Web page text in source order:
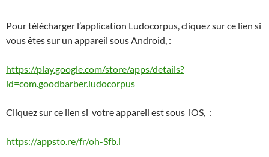
Pour télécharger l’application Ludocorpus, cliquez sur ce lien si
vous êtes sur un appareil sous Android, :
https://play.google.com/store/apps/details?
id=com.goodbarber.ludocorpus
Cliquez sur ce lien si votre appareil est sous iOS, :
https://appsto.re/fr/oh-Sfb.i